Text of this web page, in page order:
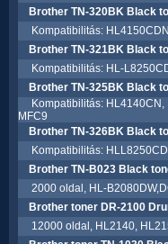
Brother TN-320BK Black
Kompatibilitás:
Brother TN-321BK Black
Kompatibilitás: HL-
Brother TN-325BK Black
Kompatibilitás: HL4140CN,
MFC9
Brother TN-326BK Black
Kompatibilitás:
Brother TN-B023 Black
2000 oldal, HL-
Brother toner DR-2100
12000 oldal, HL2140,